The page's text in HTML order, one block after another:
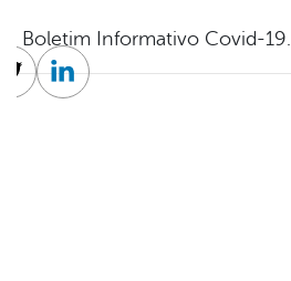
Boletim Informativo Covid-19.
TwitterLinkedin